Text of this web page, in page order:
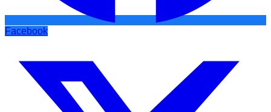
Facebook